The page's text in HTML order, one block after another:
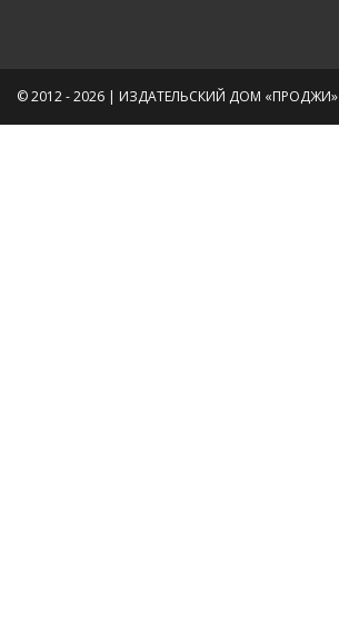
© 2012 - 2026 | ИЗДАТЕЛЬСКИЙ ДОМ «ПРОДЖИ»